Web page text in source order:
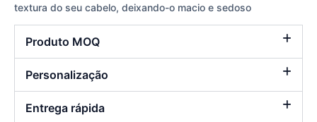
textura do seu cabelo, deixando-o macio e sedoso
Produto MOQ
Personalização
Entrega rápida